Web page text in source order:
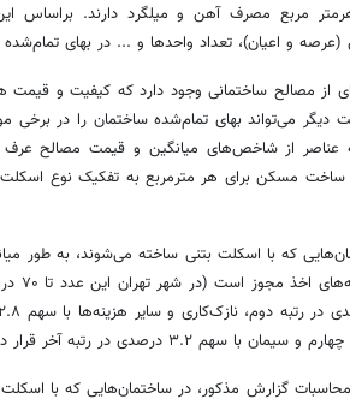
هرمتر مربع مصرف آهن و میلگرد دارند. براساس
و اعیان)، تعداد واحدها و ... در بهای
از مصالح ساختمانی وجود دارد که کیفیت و قیمت
می‌تواند بهای تمام‌شده ساختمان را در برخی
عناصر از شاخص‌های میانگین و قیمت مصالح عرف
مسکن برای هر مترمربع به تفکیک نوع اسکلت
گزارش مذکور، در ساختمان‌هایی که با اسکلت